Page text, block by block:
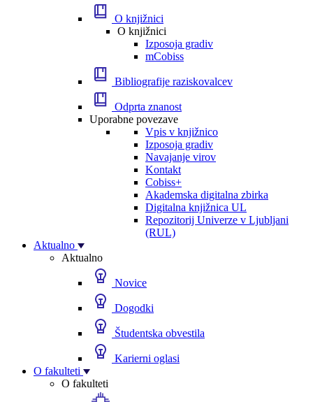
O knjižnici
O knjižnici
Izposoja gradiv
mCobiss
Bibliografije raziskovalcev
Odprta znanost
Uporabne povezave
Vpis v knjižnico
Izposoja gradiv
Navajanje virov
Kontakt
Cobiss+
Akademska digitalna zbirka
Digitalna knjižnica UL
Repozitorij Univerze v Ljubljani
(RUL)
Aktualno
Aktualno
Novice
Dogodki
Študentska obvestila
Karierni oglasi
O fakulteti
O fakulteti